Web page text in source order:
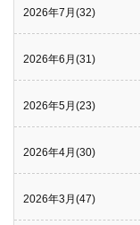
2026年7月(32)
2026年6月(31)
2026年5月(23)
2026年4月(30)
2026年3月(47)